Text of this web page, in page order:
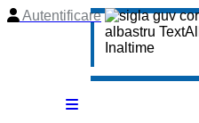
Autentificare